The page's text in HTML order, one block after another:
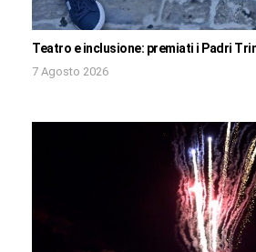
Teatro e inclusione: premiati i Padri
7 Agosto 2026